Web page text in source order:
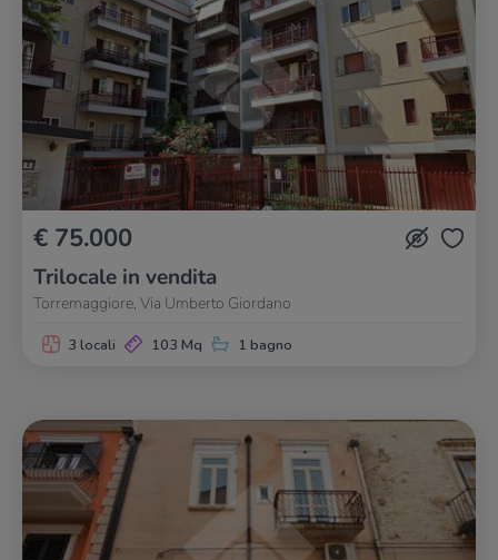
€ 75.000
Trilocale in vendita
Torremaggiore, Via Umberto Giordano
3 locali 103 Mq 1 bagno